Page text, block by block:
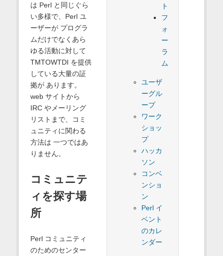
ト
フ
ォ
ー
ラ
ム
ユーザ
ーグル
ープ
ワーク
ショッ
プ
ハッカ
ソン
コンベ
ンショ
ン
Perl イ
ベント
のカレ
ンダー
は Perl と同じぐら
い多様で、Perl ユ
ーザーが プログラ
ムだけでなくあら
ゆる活動に対して
TMTOWTDI を提供
している大量の証
拠が あります。
web サイトから
IRC やメーリング
リストまで、コミ
ュニティに関わる
方法は 一つではあ
りません。
コミュニテ
ィを探す場
所
Perl コミュニティ
のためのセンター